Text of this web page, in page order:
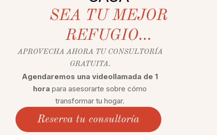
SEA TU MEJOR
REFUGIO...
APROVECHA AHORA TU CONSULTORÍA
GRATUITA.
Agendaremos una videollamada de 1
hora para asesorarte sobre cómo
transformar tu hogar.
Reserva tu consultoría